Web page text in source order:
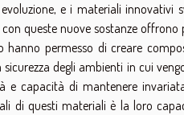
e i materiali innovativi
queste nuove sostanze
permesso di creare
degli ambienti in cui
e capacità di mantenere
di questi materiali è la loro